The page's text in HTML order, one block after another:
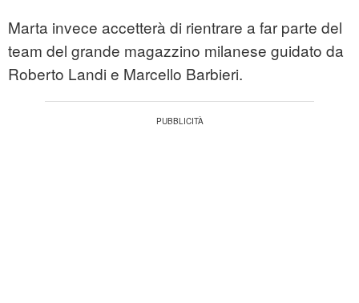
Marta invece accetterà di rientrare a far parte del
team del grande magazzino milanese guidato da
Roberto Landi e Marcello Barbieri.